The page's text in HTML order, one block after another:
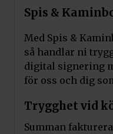
Spis &
Med Spis &
så handlar ni
digital signering
för oss och dig
Trygghet vid
Summan